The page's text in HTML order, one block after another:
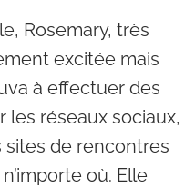
Rosemary, très
excitée mais
à effectuer des
les réseaux sociaux,
sites de rencontres
où. Elle